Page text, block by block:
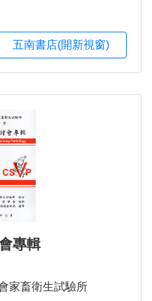
五南書店(開新視窗)
專輯
家畜衛生試驗所